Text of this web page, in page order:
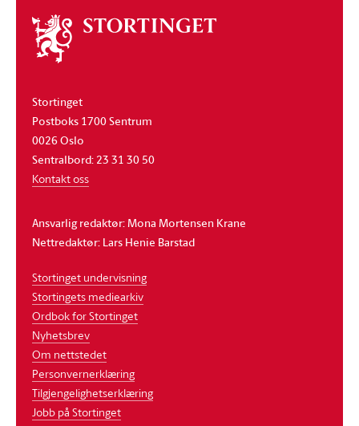
Om
stortinget
Stortinget
Postboks 1700 Sentrum
0026 Oslo
Sentralbord: 23 31 30 50
Kontakt oss
Ansvarlig redaktør: Mona Mortensen Krane
Nettredaktør: Lars Henie Barstad
Stortinget undervisning
Stortingets mediearkiv
Ordbok for Stortinget
Nyhetsbrev
Om nettstedet
Personvernerklæring
Tilgjengelighetserklæring
Jobb på Stortinget